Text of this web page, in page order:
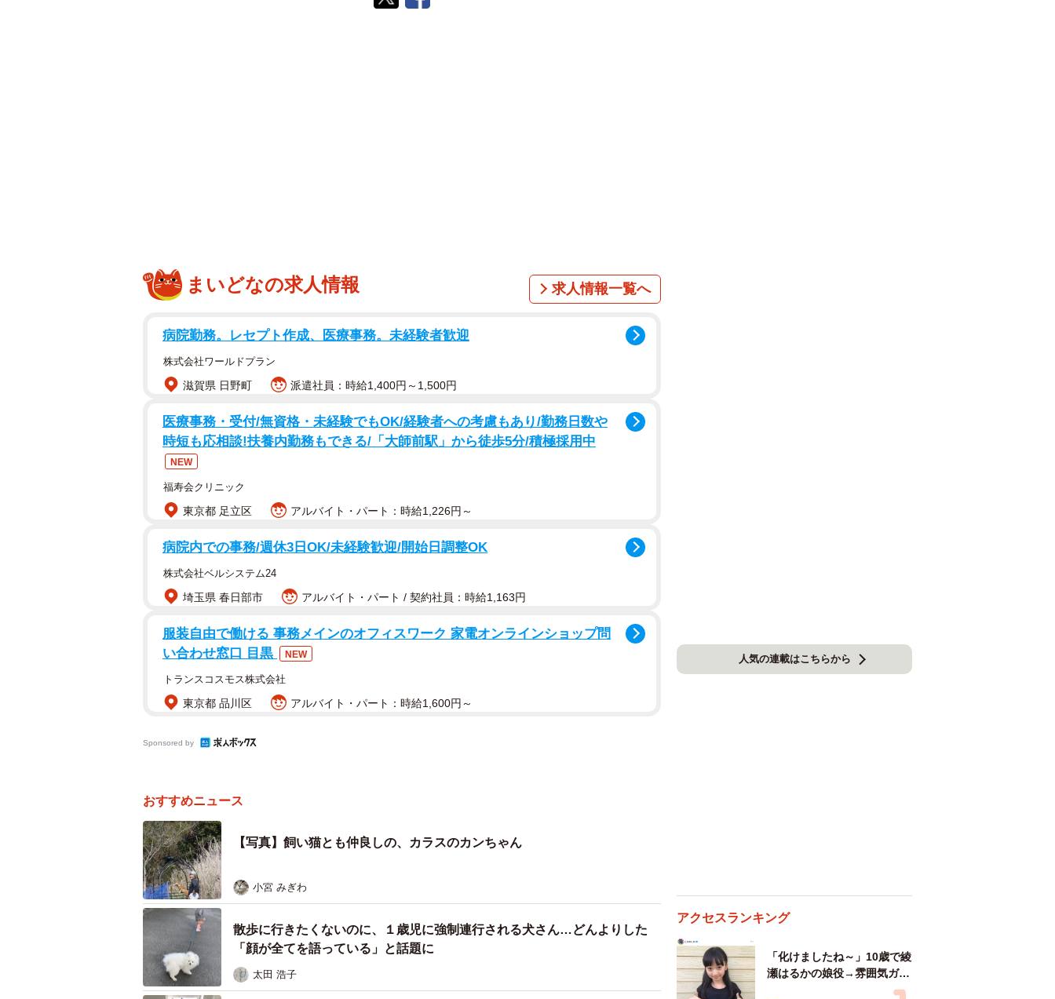
まいどなの求人情報 求人情報一覧へ
病院勤務。レセプト作成、医療事務。未経験者歓迎
株式会社ワールドプラン
滋賀県 日野町 派遣社員：時給1,400円～1,500円
医療事務・受付/無資格・未経験でもOK/経験者への考慮もあり/勤務日数や
時短も応相談!扶養内勤務もできる/「大師前駅」から徒歩5分/積極採用中
NEW
福寿会クリニック
東京都 足立区 アルバイト・パート：時給1,226円～
病院内での事務/週休3日OK/未経験歓迎/開始日調整OK
株式会社ベルシステム24
埼玉県 春日部市 アルバイト・パート / 契約社員：時給1,163円
服装自由で働ける 事務メインのオフィスワーク 家電オンラインショップ問
い合わせ窓口 目黒
NEW
トランスコスモス株式会社
東京都 品川区 アルバイト・パート：時給1,600円～
Sponsored by
おすすめニュース
【写真】飼い猫とも仲良しの、カラスのカンちゃん
小宮 みぎわ
散歩に行きたくないのに、１歳児に強制連行される犬さん…どんよりした
「顔が全てを語っている」と話題に
太田 浩子
人気の連載はこちらから
アクセスランキング
「化けましたね～」10歳で綾
瀬はるかの娘役→雰囲気ガラ
リの18歳に成長 「メイクで